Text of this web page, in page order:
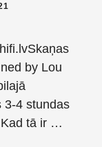
by Lou
3-4 stundas
Kad tā ir …